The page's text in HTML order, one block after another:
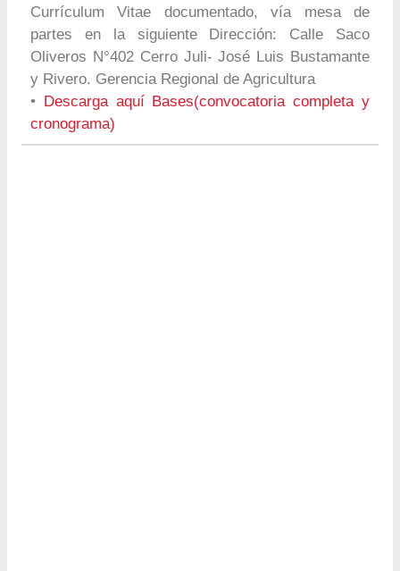
Currículum Vitae documentado, vía mesa de
partes en la siguiente Dirección: Calle Saco
Oliveros N°402 Cerro Juli- José Luis Bustamante
y Rivero. Gerencia Regional de Agricultura
•
Descarga aquí Bases(convocatoria completa y
cronograma)